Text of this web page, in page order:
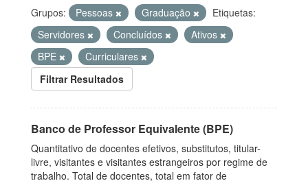
Grupos: Pessoas Graduação
Etiquetas:
Servidores
Concluídos
Ativos
BPE
Curriculares
Filtrar Resultados
Banco de Professor Equivalente (BPE)
Quantitativo de docentes efetivos, substitutos, titular-
livre, visitantes e visitantes estrangeiros por regime de
trabalho. Total de docentes, total em fator de